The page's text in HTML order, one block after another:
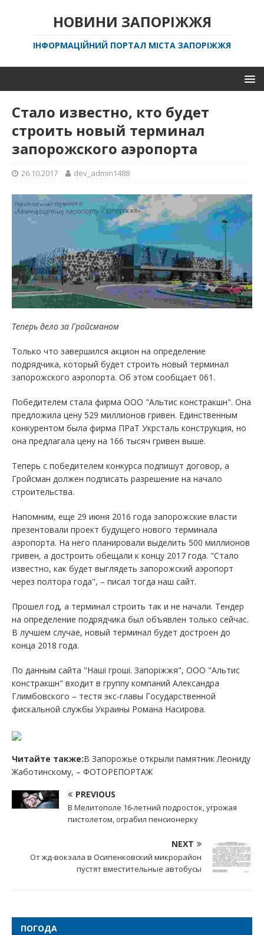
НОВИНИ ЗАПОРІЖЖЯ
ІНФОРМАЦІЙНИЙ ПОРТАЛ МІСТА ЗАПОРІЖЖЯ
Стало известно, кто будет
строить новый терминал
запорожского аэропорта
26.10.2017 dev_admin1488
Теперь дело за Гройсманом
Только что завершился акцион на определение
подрядчика, который будет строить новый терминал
запорожского аэропорта. Об этом сообщает 061.
Победителем стала фирма ООО "Альтис констракшн". Она
предложила цену 529 миллионов гривен. Единственным
конкурентом была фирма ПРаТ Укрсталь конструкция, но
она предлагала цену на 166 тысяч гривен выше.
Теперь с победителем конкурса подпишут договор, а
Гройсман должен подписать разрешение на начало
строительства.
Напомним, еще 29 июня 2016 года запорожские власти
презентовали проект будущего нового терминала
аэропорта. На него планировали выделить 500 миллионов
гривен, а достроить обещали к концу 2017 года. "Стало
известно, как будет выглядеть запорожский аэропорт
через полтора года", – писал тогда наш сайт.
Прошел год, а терминал строить так и не начали. Тендер
на определение подрядчика был объявлен только сейчас.
В лучшем случае, новый терминал будет достроен до
конца 2018 года.
По данным сайта "Наші гроші. Запоріжжя", ООО "Альтис
констракшн" входит в группу компаний Александра
Глимбовского – тестя экс-главы Государственной
фискальной службы Украины Романа Насирова.
Читайте также:В Запорожье открыли памятник Леониду
Жаботинскому, – ФОТОРЕПОРТАЖ
PREVIOUS
В Мелитополе 16-летний подросток, угрожая
пистолетом, ограбил пенсионерку
NEXT
От жд-вокзала в Осипенковский микрорайон
пустят вместительные автобусы
ПОГОДА